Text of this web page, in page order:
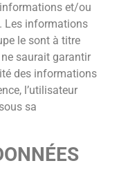
et/ou
Les informations
le sont à titre
saurait garantir
des informations
l’utilisateur
sa